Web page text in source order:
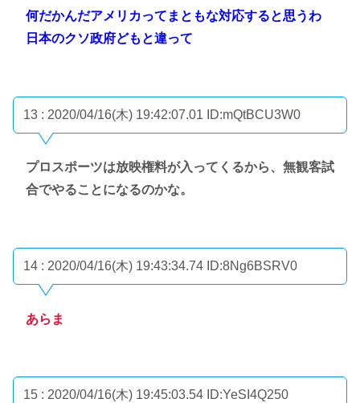
何だかんだアメリカってまともな対応すると思うわ
日本のクソ政府どもと違って
13 : 2020/04/16(木) 19:42:07.01 ID:mQtBCU3W0
プロスポーツは放映権料が入ってくるから、無観客試
合でやることになるのかな。
14 : 2020/04/16(木) 19:43:34.74 ID:8Ng6BSRV0
あらま
15 : 2020/04/16(木) 19:45:03.54 ID:YeSI4Q250